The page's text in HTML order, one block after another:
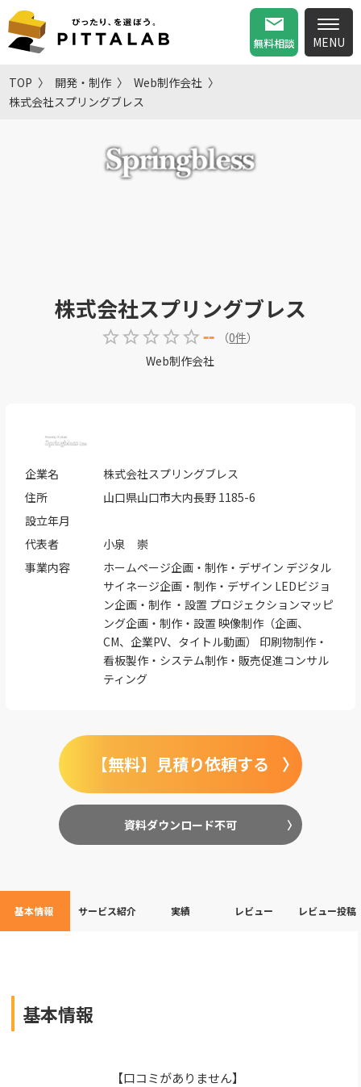
無料相談
TOP 開発・制作
Web制作会社
株式会社スプリングブレス
株式会社スプリングブレス
-- （0件）
Web制作会社
企業名
株式会社スプリングブレス
住所
山口県山口市大内長野 1185-6
設立年月
代表者
小泉 崇
事業内容
ホームページ企画・制作・デザイン デジタル
サイネージ企画・制作・デザイン LEDビジョ
ン企画・制作 ・設置 プロジェクションマッピ
ング企画・制作・設置 映像制作（企画、
CM、企業PV、タイトル動画） 印刷物制作・
看板製作・システム制作・販売促進コンサル
ティング
【無料】見積り依頼する
資料ダウンロード不可
基本情報 サービス紹介 実績 レビュー レビュー投稿
基本情報
【口コミがありません】